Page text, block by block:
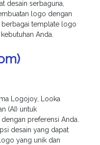
desain serbaguna,
logo dengan
berbagai template logo
Anda.
Logojoy, Looka
(AI) untuk
preferensi Anda.
desain yang dapat
yang unik dan